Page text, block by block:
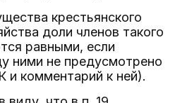
крестьянского
доли членов такого
равными, если
ними не предусмотрено
и комментарий к ней).